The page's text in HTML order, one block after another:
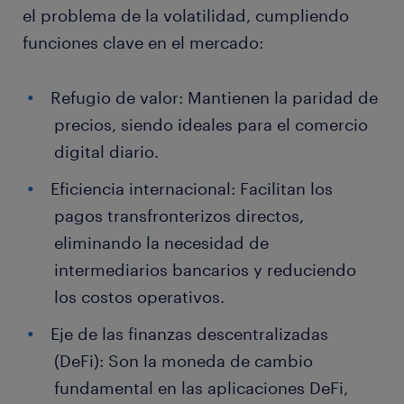
el problema de la volatilidad, cumpliendo
funciones clave en el mercado:
Refugio de valor: Mantienen la paridad de
precios, siendo ideales para el comercio
digital diario.
Eficiencia internacional: Facilitan los
pagos transfronterizos directos,
eliminando la necesidad de
intermediarios bancarios y reduciendo
los costos operativos.
Eje de las finanzas descentralizadas
(DeFi): Son la moneda de cambio
fundamental en las aplicaciones DeFi,